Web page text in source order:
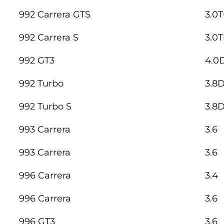
992 Carrera GTS
992 Carrera S
992 GT3
992 Turbo
992 Turbo S
993 Carrera 3.6
993 Carrera 3.6
996 Carrera 3.4
996 Carrera 3.6
996 GT3 3.6